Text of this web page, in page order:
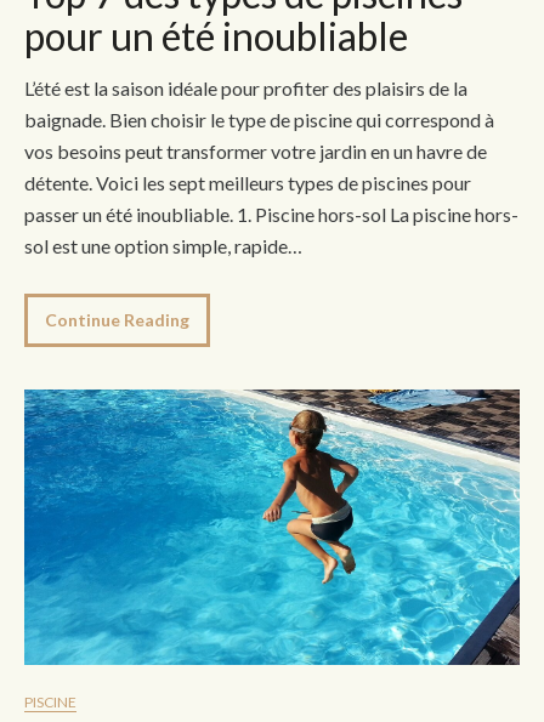
pour un été inoubliable
L’été est la saison idéale pour profiter des plaisirs de la
baignade. Bien choisir le type de piscine qui correspond à
vos besoins peut transformer votre jardin en un havre de
détente. Voici les sept meilleurs types de piscines pour
passer un été inoubliable. 1. Piscine hors-sol La piscine hors-
sol est une option simple, rapide…
Continue Reading
PISCINE